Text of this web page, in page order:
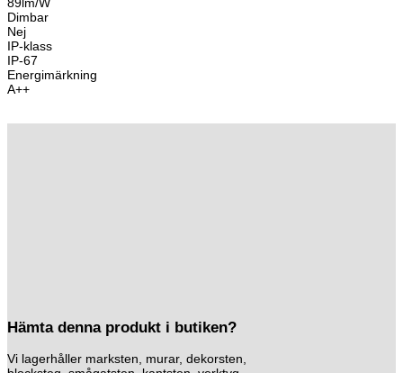
Dimbar
Nej
IP-klass
IP-67
Energimärkning
A++
Hämta denna produkt i butiken?
Vi lagerhåller marksten, murar, dekorsten,